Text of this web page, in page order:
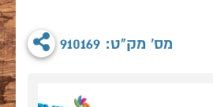
מס' מק"ט: 910169